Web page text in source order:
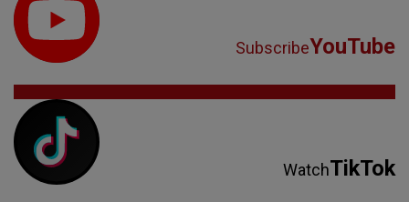
SubscribeYouTube
WatchTikTok